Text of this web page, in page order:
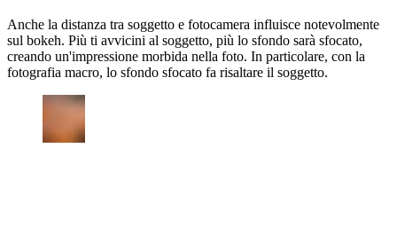
Anche la distanza tra soggetto e fotocamera influisce notevolmente
sul bokeh. Più ti avvicini al soggetto, più lo sfondo sarà sfocato,
creando un'impressione morbida nella foto. In particolare, con la
fotografia macro, lo sfondo sfocato fa risaltare il soggetto.